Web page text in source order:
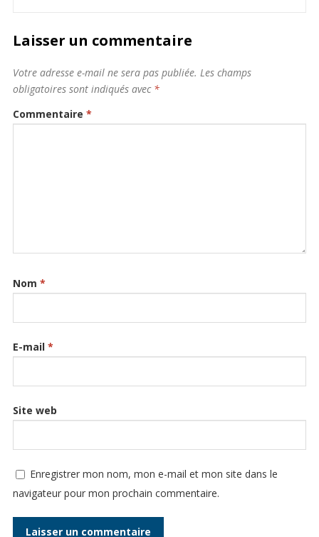
Laisser un commentaire
Votre adresse e-mail ne sera pas publiée. Les champs
obligatoires sont indiqués avec *
Commentaire *
Nom *
E-mail *
Site web
Enregistrer mon nom, mon e-mail et mon site dans le
navigateur pour mon prochain commentaire.